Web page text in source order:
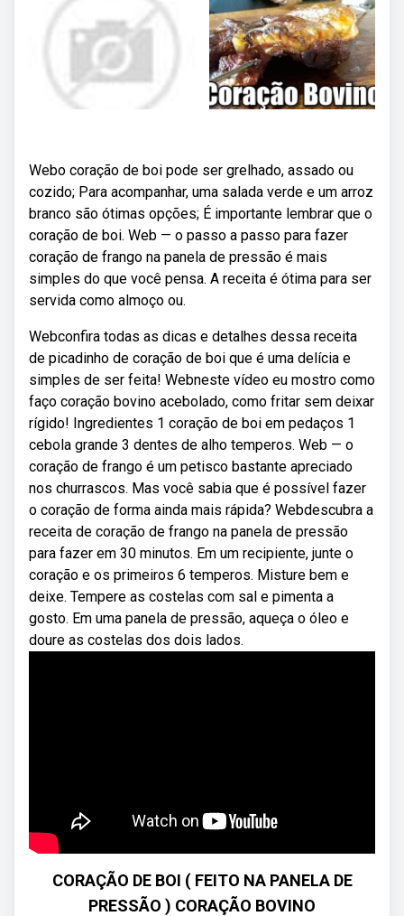
Webo coração de boi pode ser grelhado, assado ou
cozido; Para acompanhar, uma salada verde e um arroz
branco são ótimas opções; É importante lembrar que o
coração de boi. Web — o passo a passo para fazer
coração de frango na panela de pressão é mais
simples do que você pensa. A receita é ótima para ser
servida como almoço ou.
Webconfira todas as dicas e detalhes dessa receita
de picadinho de coração de boi que é uma delícia e
simples de ser feita! Webneste vídeo eu mostro como
faço coração bovino acebolado, como fritar sem deixar
rígido! Ingredientes 1 coração de boi em pedaços 1
cebola grande 3 dentes de alho temperos. Web — o
coração de frango é um petisco bastante apreciado
nos churrascos. Mas você sabia que é possível fazer
o coração de forma ainda mais rápida? Webdescubra a
receita de coração de frango na panela de pressão
para fazer em 30 minutos. Em um recipiente, junte o
coração e os primeiros 6 temperos. Misture bem e
deixe. Tempere as costelas com sal e pimenta a
gosto. Em uma panela de pressão, aqueça o óleo e
doure as costelas dos dois lados.
CORAÇÃO DE BOI ( FEITO NA PANELA DE
PRESSÃO ) CORAÇÃO BOVINO